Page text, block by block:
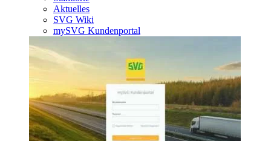
Aktuelles
SVG Wiki
mySVG Kundenportal